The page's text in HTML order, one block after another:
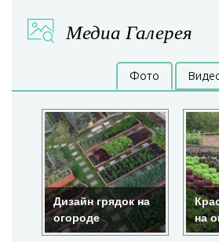
Медиа Галерея
Фото
Дизайн грядок на
огороде
на